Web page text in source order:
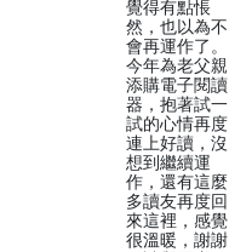
覺得有點悵
然，也以為不
會再運作了。
今年為老父親
添購電子閱讀
器，抱著試一
試的心情再度
連上好讀，沒
想到繼續運
作，還有這麼
多讀友再度回
來這裡，感覺
很溫暖，謝謝